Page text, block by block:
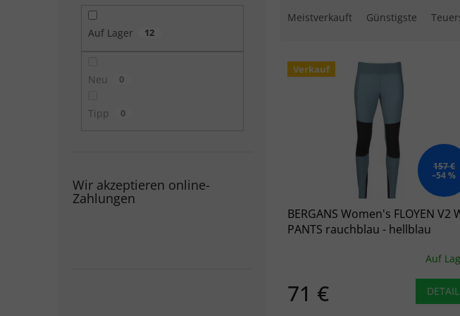
Auf Lager 12
Neu 0
Tipp 0
Wir akzeptieren online-
Zahlungen
Meistverkauft Günstigste
Liste der Produkte
Verkauf
157 €
–54 %
BERGANS Women's FLOYEN V2
PANTS rauchblau - hellblau
Auf
71 € DETAIL